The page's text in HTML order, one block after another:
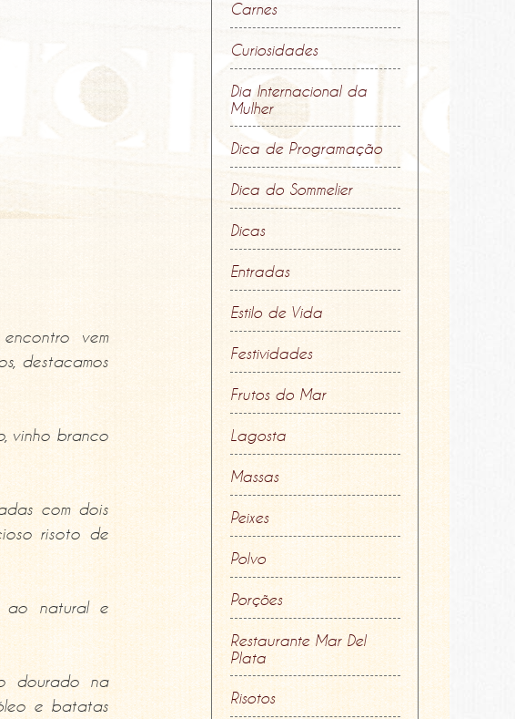
vem
destacamos
vinho branco
com dois
risoto de
ao natural e
dourado na
e batatas
Carnes
Curiosidades
Dia Internacional da
Mulher
Dica de Programação
Dica do Sommelier
Dicas
Entradas
Estilo de Vida
Festividades
Frutos do Mar
Lagosta
Massas
Peixes
Polvo
Porções
Restaurante Mar Del
Plata
Risotos